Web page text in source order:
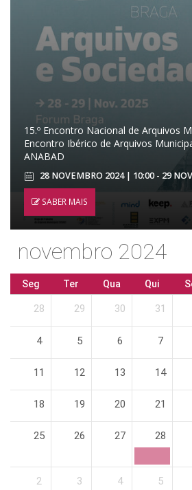
15.º Encontro Nacional de Arquivos
Encontro Ibérico de Arquivos
ANABAD
28 NOVEMBRO 2024 | 10:00 - 29
SABER MAIS
novembro 2024
Seg Ter Qua Qui
28 29 30 31
4 5 6 7
11 12 13 14
18 19 20 21
25 26 27 28
2 3 4 5